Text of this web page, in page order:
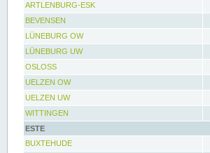
ARTLENBURG-ESK
BEVENSEN
LÜNEBURG OW
LÜNEBURG UW
OSLOSS
UELZEN OW
UELZEN UW
WITTINGEN
ESTE
BUXTEHUDE